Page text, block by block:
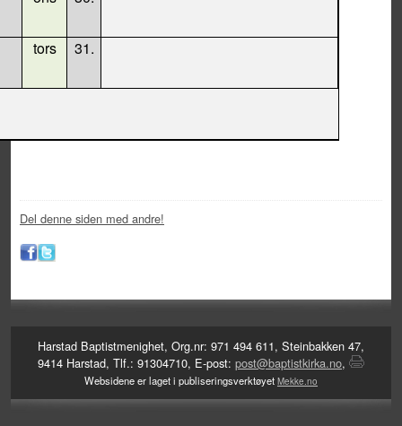
tors 31.
Del denne siden med andre!
Harstad Baptistmenighet, Org.nr: 971 494 611, Steinbakken 47,
9414 Harstad, Tlf.: 91304710, E-post: post@baptistkirka.no,
Websidene er laget i publiseringsverktøyet Mekke.no